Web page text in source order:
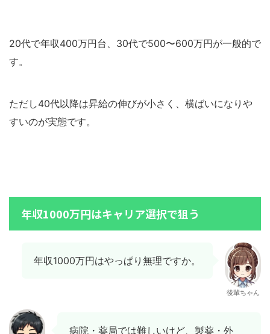
20代で年収400万円台、30代で500〜600万円が一般的で
す。
ただし40代以降は昇給の伸びが小さく、横ばいになりや
すいのが実態です。
年収1000万円はキャリア選択で狙う
年収1000万円はやっぱり無理ですか。
後輩ちゃん
病院・薬局では難しいけど、製薬・外